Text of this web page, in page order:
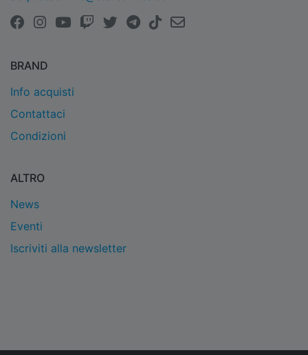
BRAND
Info acquisti
Contattaci
Condizioni
ALTRO
News
Eventi
Iscriviti alla newsletter